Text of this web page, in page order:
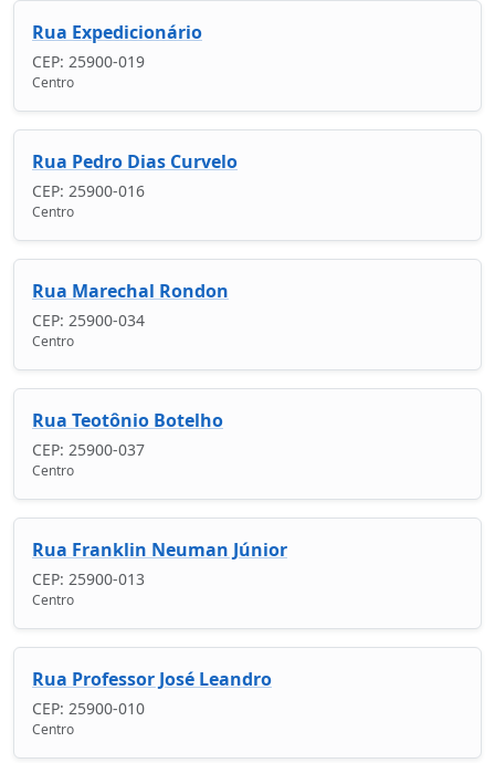
Rua Expedicionário
CEP: 25900-019
Centro
Rua Pedro Dias Curvelo
CEP: 25900-016
Centro
Rua Marechal Rondon
CEP: 25900-034
Centro
Rua Teotônio Botelho
CEP: 25900-037
Centro
Rua Franklin Neuman Júnior
CEP: 25900-013
Centro
Rua Professor José Leandro
CEP: 25900-010
Centro